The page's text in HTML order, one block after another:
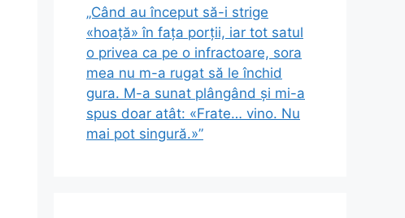
„Când au început să-i strige
«hoață» în fața porții, iar tot satul
o privea ca pe o infractoare, sora
mea nu m-a rugat să le închid
gura. M-a sunat plângând și mi-a
spus doar atât: «Frate… vino. Nu
mai pot singură.»”